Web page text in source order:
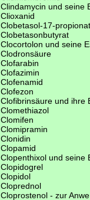
Clindamycin und seine
Clioxanid
Clobetasol-17-
Clobetasonbutyrat
Clocortolon und seine
Clodronsäure
Clofarabin
Clofazimin
Clofenamid
Clofezon
Clofibrinsäure und ihre
Clomethiazol
Clomifen
Clomipramin
Clonidin
Clopamid
Clopenthixol und seine
Clopidogrel
Clopidol
Cloprednol
Cloprostenol - zur